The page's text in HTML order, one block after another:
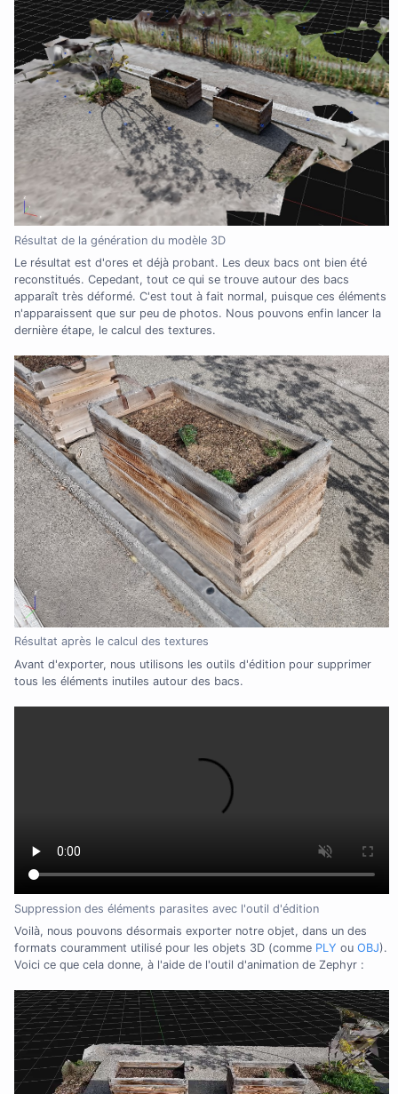
Résultat de la génération du modèle 3D
Le résultat est d'ores et déjà probant. Les deux bacs ont bien été
reconstitués. Cepedant, tout ce qui se trouve autour des bacs
apparaît très déformé. C'est tout à fait normal, puisque ces éléments
n'apparaissent que sur peu de photos. Nous pouvons enfin lancer la
dernière étape, le calcul des textures.
Résultat après le calcul des textures
Avant d'exporter, nous utilisons les outils d'édition pour supprimer
tous les éléments inutiles autour des bacs.
Suppression des éléments parasites avec l'outil d'édition
Voilà, nous pouvons désormais exporter notre objet, dans un des
formats couramment utilisé pour les objets 3D (comme PLY ou OBJ).
Voici ce que cela donne, à l'aide de l'outil d'animation de Zephyr :